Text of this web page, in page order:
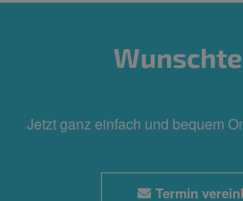
Jetzt ganz einfach und bequem
Termin